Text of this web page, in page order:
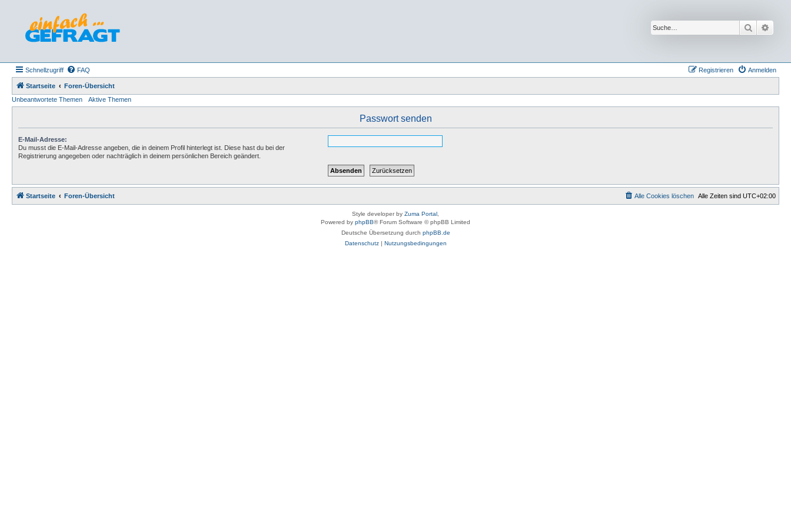
Suche
Schnellzugriff FAQ Anmelden
Registrieren
Startseite
Foren-Übersicht
Unbeantwortete Themen
Aktive Themen
Passwort senden
E-Mail-Adresse:
Du musst die E-Mail-Adresse angeben, die in deinem Profil hinterlegt ist. Diese hast du bei der
Registrierung angegeben oder nachträglich in deinem persönlichen Bereich geändert.
Startseite Foren-Übersicht Alle Zeiten sind UTC+02:00
Alle Cookies löschen
Style developer by Zuma Portal
Powered by phpBB® Forum Software © phpBB Limited
Deutsche Übersetzung durch phpBB.de
Datenschutz| Nutzungsbedingungen